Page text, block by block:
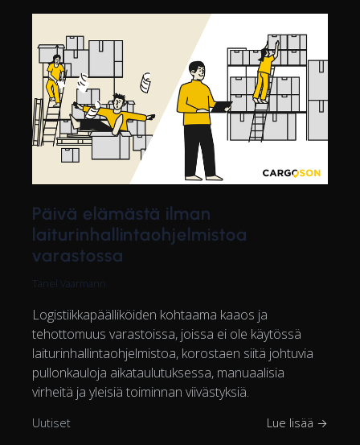
Päivä elämästä ilman
laiturinhallintaohjelmistoa
varastossa
Tanel Vaarmann
Logistiikkapäälliköiden kohtaama kaaos ja
tehottomuus varastoissa, joissa ei ole käytössä
laiturinhallintaohjelmistoa, korostaen siitä johtuvia
pullonkauloja aikataulutuksessa, manuaalisia
virheitä ja yleisiä toiminnan viivästyksiä.
Uutiset Lue lisää →